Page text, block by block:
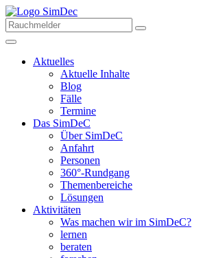
Aktuelles
Aktuelle Inhalte
Blog
Fälle
Termine
Das SimDeC
Über SimDeC
Anfahrt
Personen
360°-Rundgang
Themenbereiche
Lösungen
Aktivitäten
Was machen wir im SimDeC?
lernen
beraten